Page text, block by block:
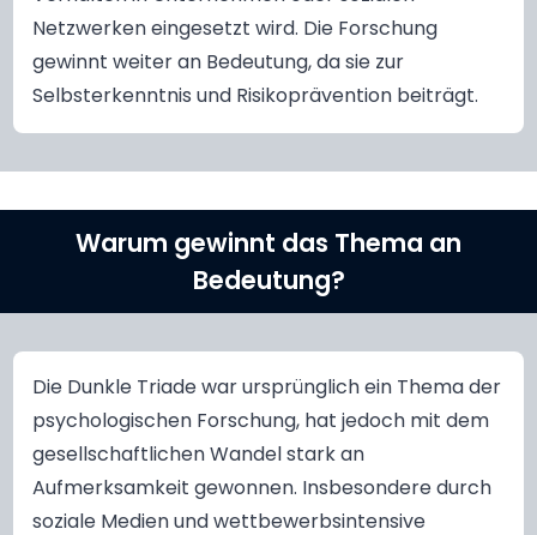
Netzwerken eingesetzt wird. Die Forschung
gewinnt weiter an Bedeutung, da sie zur
Selbsterkenntnis und Risikoprävention beiträgt.
Warum gewinnt das Thema an
Bedeutung?
Die Dunkle Triade war ursprünglich ein Thema der
psychologischen Forschung, hat jedoch mit dem
gesellschaftlichen Wandel stark an
Aufmerksamkeit gewonnen. Insbesondere durch
soziale Medien und wettbewerbsintensive